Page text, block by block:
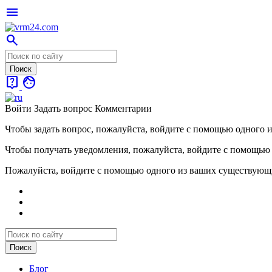
menu
search
live_help face
Войти Задать вопрос Комментарии
Чтобы задать вопрос, пожалуйста, войдите с помощью одного
Чтобы получать уведомления, пожалуйста, войдите с
Пожалуйста, войдите с помощью одного из ваших
Блог